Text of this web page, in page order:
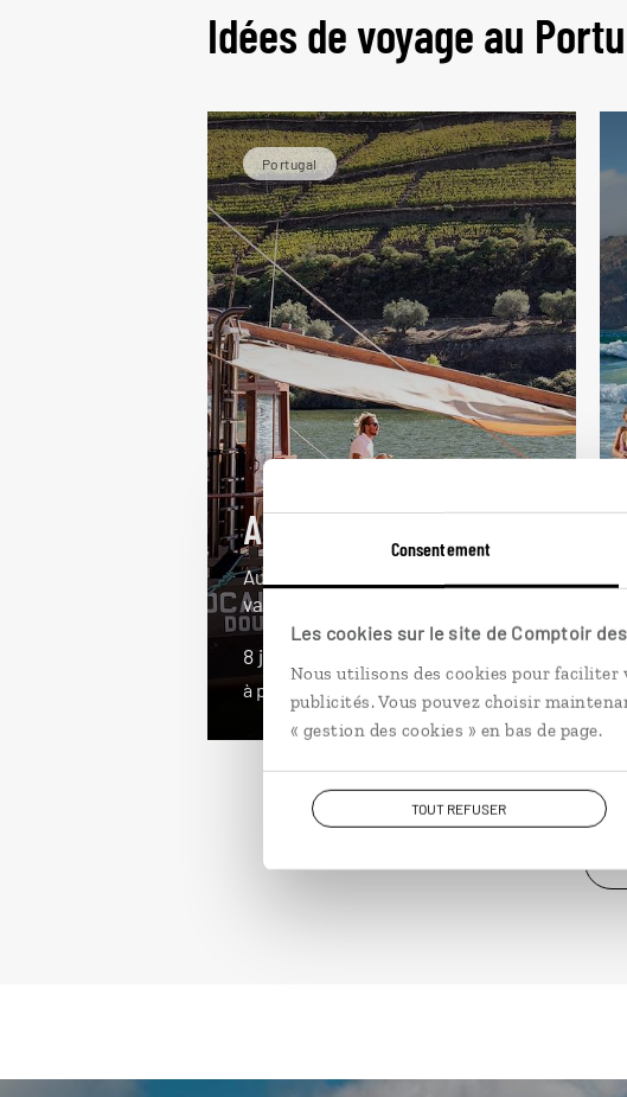
Consentement
Les cookies sur le site de Comptoir
Nous utilisons des cookies pour
publicités. Vous pouvez choisir
« gestion des cookies » en bas de page.
TOUT REFUSER
Idées de voyage au
Portugal
Au fil du Douro
Autotour : Porto, quintas des
vallée du Douro et du Minho.
8 jours / 7 nuits
à partir de 1800€